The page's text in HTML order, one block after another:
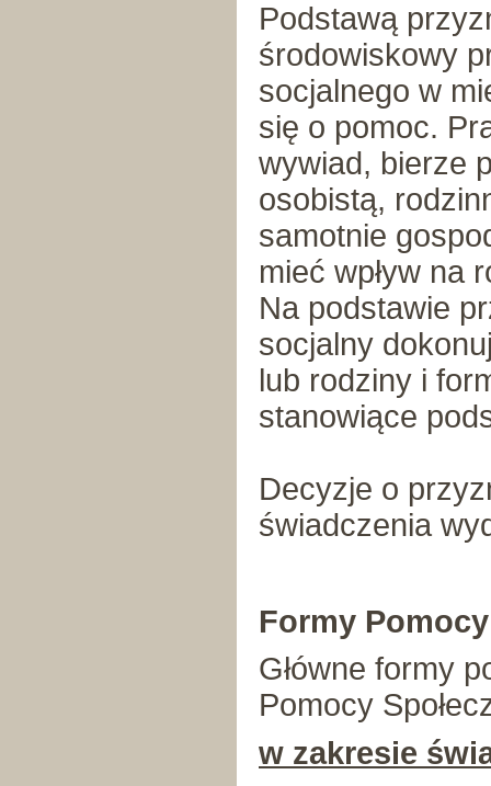
Podstawą
środowiskowy
socjalnego w
się o pomoc.
wywiad, bierze
osobistą,
samotnie
mieć wpływ na
Na podstawie
socjalny
lub rodziny i
stanowiące
Decyzje o
świadczenia
Formy
Główne formy
Pomocy
w zakresie